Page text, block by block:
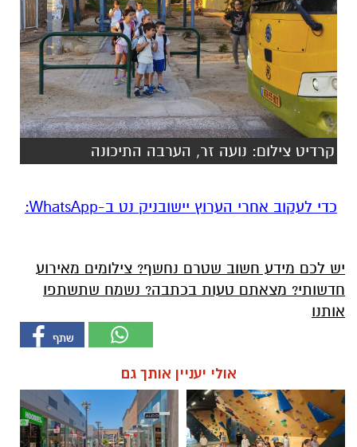
קרדיט צילום: נועה זר, הערבה התיכונה
‏כדי לעקוב אחרי הערוץ יישובניק נט ב-WhatsApp:‏‏‏
יש לכם מידע חשוב שטרם נחשף? צילומים מאירוע
חדשותי? מצאתם טעות בכתבה? נשמח שתשתפו
אותנו
אולי יעניין אותך גם